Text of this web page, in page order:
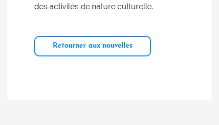
des activités de nature culturelle.
Retourner aux nouvelles